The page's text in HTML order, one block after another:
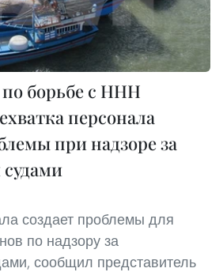
борьбе с ННН
персонала
при надзоре за
создает проблемы для
по надзору за
сообщил представитель